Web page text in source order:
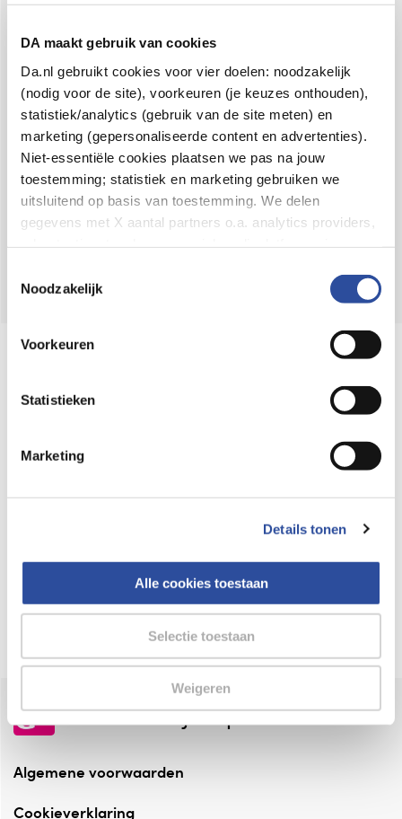
DA maakt gebruik van cookies
Da.nl gebruikt cookies voor vier doelen: noodzakelijk
(nodig voor de site), voorkeuren (je keuzes onthouden),
statistiek/analytics (gebruik van de site meten) en
marketing (gepersonaliseerde content en advertenties).
Niet-essentiële cookies plaatsen we pas na jouw
toestemming; statistiek en marketing gebruiken we
uitsluitend op basis van toestemming. We delen
gegevens met X aantal partners o.a. analytics providers,
en de bewaartermijnen per categorie. Je kunt je keuze op
gegevensverwerking staat in de
Privacyverklaring
Noodzakelijk
Voorkeuren
Statistieken
Marketing
Details tonen
Alle cookies toestaan
Selectie toestaan
Weigeren
8.6 uit4.106 reviews
Over DA
Klantenservice
Assortiment
VolgDAop:
Online aanbieder medicijnen
webshop mag verkopen.
⁠Verantwoorde zorg, ⁠ook online.
Altijd onze folder bij de hand
Check onze folders ⁠bij AlleFolders.
de vriendelijke specialist
Algemene voorwaarden
Cookieverklaring